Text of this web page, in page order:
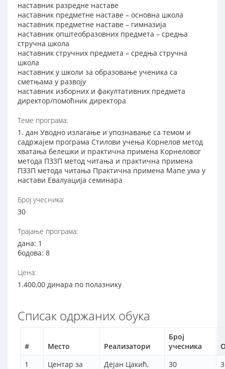
наставник разредне наставе
наставник предметне наставе – основна школа
наставник предметне наставе – гимназија
наставник општеобразовних предмета – средња
стручна школа
наставник стручних предмета – средња стручна
школа
наставник у школи за образовање ученика са
сметњама у развоју
наставник изборних и факултативних предмета
директор/помоћник директора
Теме програма:
1. дан Уводно излагање и упознавање са темом и
садржајем програма Стилови учења Корнелов метод
хватања белешки и практична примена Корнеловог
метода ПЗ3П метод читања и практична примена
ПЗ3П метода читања Практична примена Мапе ума у
настави Евалуација семинара
Број учесника:
30
Трајање програма:
дана: 1
бодова: 8
Цена:
1.400,00 динара по полазнику
Списак одржаних обука
# Место Реализатори
Број
учесника
1
Центар за Дејан Цакић, 30